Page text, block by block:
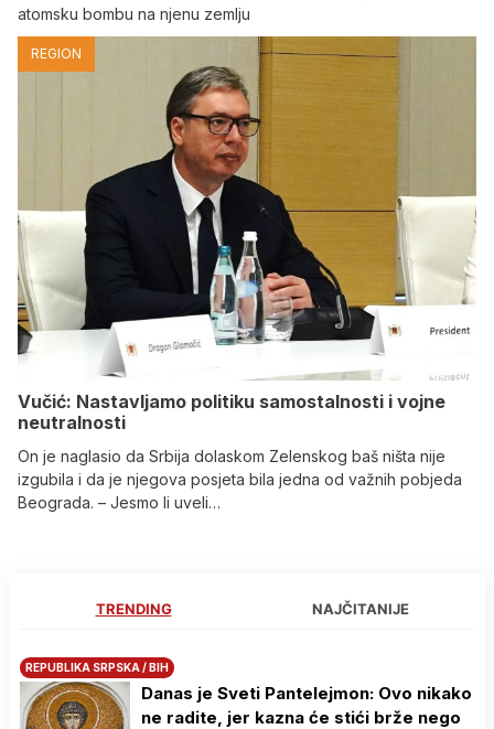
atomsku bombu na njenu zemlju
REGION
Vučić: Nastavljamo politiku samostalnosti i vojne
neutralnosti
On je naglasio da Srbija dolaskom Zelenskog baš ništa nije
izgubila i da je njegova posjeta bila jedna od važnih pobjeda
Beograda. – Jesmo li uveli…
TRENDING NAJČITANIJE
REPUBLIKA SRPSKA / BIH
Danas je Sveti Pantelejmon: Ovo nikako
ne radite, jer kazna će stići brže nego